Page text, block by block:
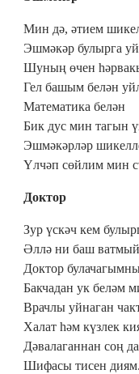
Мин дә, әтием
Эшмәкәр булырга
Шуның өчен
Гел башым белән
Математика белән
Бик дус мин тагын
Эшмәкәрләр
Үлчәп сөйлим мин
Доктор
Зур үскәч кем
Әллә ни баш
Доктор
Бакчадан ук беләм
Врачлы уйнаган
Халат һәм күзлек
Дәвалаганнан соң да
Шифасы тисен диям.